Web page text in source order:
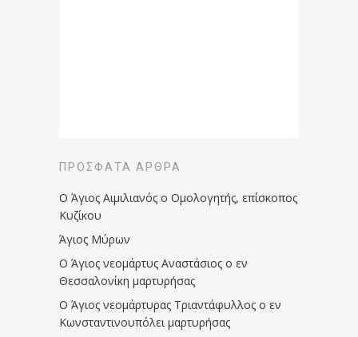
ΠΡΌΣΦΑΤΑ ΆΡΘΡΑ
Ο Άγιος Αιμιλιανός ο Ομολογητής, επίσκοπος
Κυζίκου
Άγιος Μύρων
Ο Άγιος νεομάρτυς Αναστάσιος ο εν
Θεσσαλονίκη μαρτυρήσας
Ο Άγιος νεομάρτυρας Τριαντάφυλλος ο εν
Κωνσταντινουπόλει μαρτυρήσας